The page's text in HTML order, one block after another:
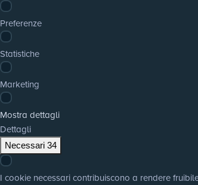
Preferenze
Statistiche
Marketing
Mostra dettagli
Dettagli
Necessari 34
I cookie necessari contribuiscono a rendere